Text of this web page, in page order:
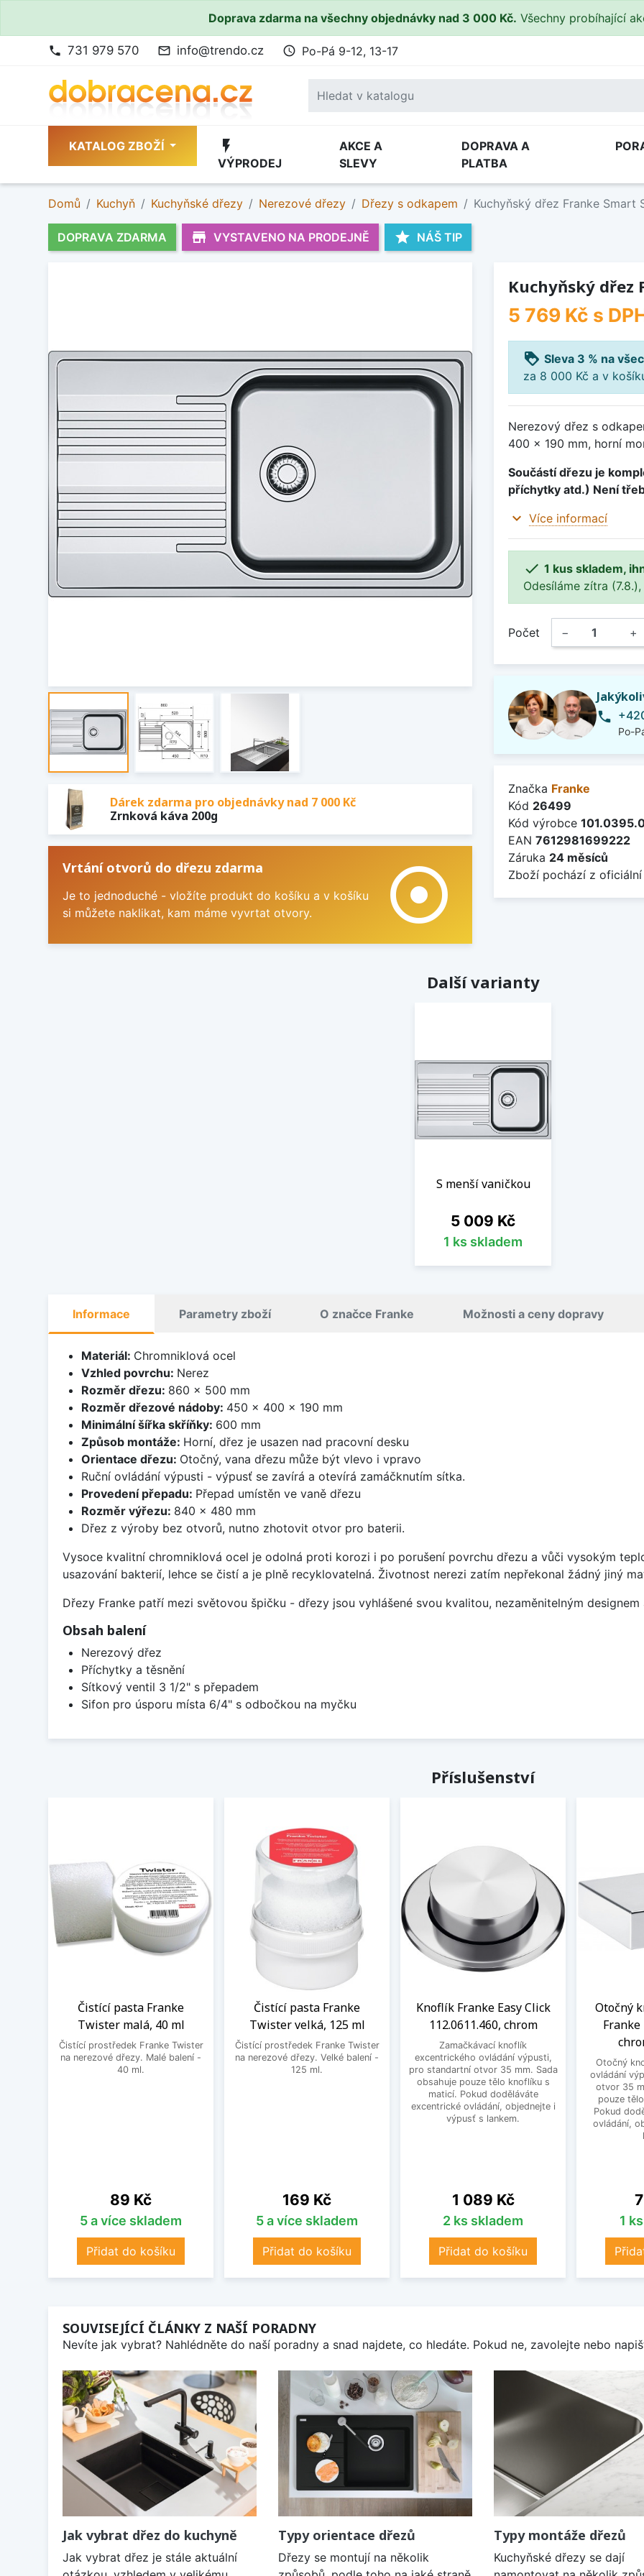
Doprava zdarma na všechny objednávky nad 3 000 Kč. Všechny probíhající
phone 731 979 570 mail_outline info@trendo.cz access_time Po-Pá 9-12, 13-17
KATALOG ZBOŽÍ flash_on
VÝPRODEJ
AKCE A
SLEVY
DOPRAVA A
PLATBA
Domů Kuchyň Kuchyňské dřezy Nerezové dřezy Dřezy s odkapem Kuchyňský dřez Franke Smart
DOPRAVA ZDARMA store_mall_directory VYSTAVENO NA PRODEJNĚ star NÁŠ TIP
Dárek zdarma pro objednávky nad 7 000 Kč
Zrnková káva 200g
Vrtání otvorů do dřezu zdarma
Je to jednoduché - vložíte produkt do košíku a v košíku
si můžete naklikat, kam máme vyvrtat otvory.
adjust
Kuchyňský dřez
5 769 Kč s
loyalty Sleva 3 % na
za 8 000 Kč a v
Nerezový dřez s
400 x 190 mm, horní
Součástí dřezu je
příchytky atd.) Není
expand_more Více informací
 1 kus skladem,
Odesíláme zítra
Počet − +
phone
Po-
Značka Franke
Kód 26499
Kód výrobce
EAN 7612981699222
Záruka 24 měsíců
Zboží pochází z
Další varianty
S menší vaničkou
Cena
5 009 Kč
1 ks skladem
Informace Parametry zboží O značce Franke Možnosti a ceny dopravy
Materiál: Chromniklová ocel
Vzhled povrchu: Nerez
Rozměr dřezu: 860 x 500 mm
Rozměr dřezové nádoby: 450 x 400 x 190 mm
Minimální šířka skříňky: 600 mm
Způsob montáže: Horní, dřez je usazen nad pracovní desku
Orientace dřezu: Otočný, vana dřezu může být vlevo i vpravo
Ruční ovládání výpusti - výpusť se zavírá a otevírá zamáčknutím sítka.
Provedení přepadu: Přepad umístěn ve vaně dřezu
Rozměr výřezu: 840 x 480 mm
Dřez z výroby bez otvorů, nutno zhotovit otvor pro baterii.
Vysoce kvalitní chromniklová ocel je odolná proti korozi i po porušení povrchu dřezu a vůči vysokým
usazování bakterií, lehce se čistí a je plně recyklovatelná. Životnost nerezi zatím nepřekonal žádný jiný
Dřezy Franke patří mezi světovou špičku - dřezy jsou vyhlášené svou kvalitou, nezaměnitelným
Obsah balení
Nerezový dřez
Příchytky a těsnění
Sítkový ventil 3 1/2" s přepadem
Sifon pro úsporu místa 6/4" s odbočkou na myčku
Příslušenství
Čistící pasta Franke
Twister malá, 40 ml
Čistící prostředek Franke Twister
na nerezové dřezy. Malé balení -
40 ml.
Cena
89 Kč
5 a více skladem
Přidat do košíku
Čistící pasta Franke
Twister velká, 125 ml
Čistící prostředek Franke Twister
na nerezové dřezy. Velké balení -
125 ml.
Cena
169 Kč
5 a více skladem
Přidat do košíku
Knoflík Franke Easy Click
112.0611.460, chrom
Zamačkávací knoflík
excentrického ovládání výpusti,
pro standartní otvor 35 mm. Sada
obsahuje pouze tělo knoflíku s
maticí. Pokud doděláváte
excentrické ovládání, objednejte i
výpusť s lankem.
Cena
1 089 Kč
2 ks skladem
Přidat do košíku
Otočný
Franke
Otočný
ovládání
otvor 35
pouze
Pokud
ovládání,
1
SOUVISEJÍCÍ ČLÁNKY Z NAŠÍ PORADNY
Nevíte jak vybrat? Nahlédněte do naší poradny a snad najdete, co hledáte. Pokud ne, zavolejte nebo
Jak vybrat dřez do kuchyně
Jak vybrat dřez je stále aktuální
Typy orientace dřezů
Dřezy se montují na několik
Typy montáže dřezů
Kuchyňské dřezy se dají